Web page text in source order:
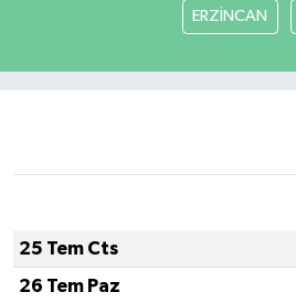
ERZİNCAN
25 Tem Cts
26 Tem Paz